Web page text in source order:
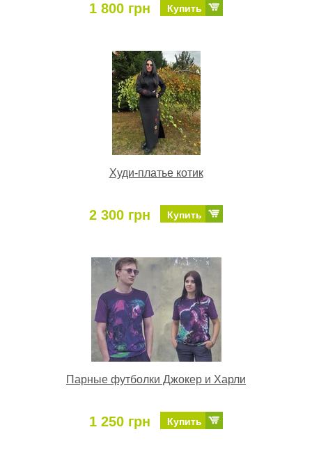
1 800 грн Купить
Худи-платье котик
2 300 грн Купить
Парные футболки Джокер и Харли
1 250 грн Купить